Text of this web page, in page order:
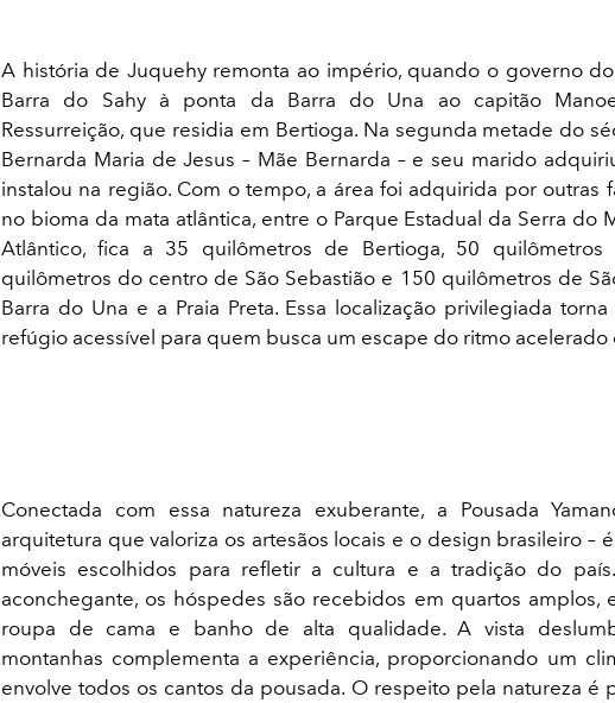
A história de Juquehy remonta ao império, quando o governo
Barra do Sahy à ponta da Barra do Una ao capitão
Ressurreição, que residia em Bertioga. Na segunda metade do
Bernarda Maria de Jesus – Mãe Bernarda – e seu marido
instalou na região. Com o tempo, a área foi adquirida por outras
no bioma da mata atlântica, entre o Parque Estadual da Serra do
Atlântico, fica a 35 quilômetros de Bertioga, 50 quilômetros
quilômetros do centro de São Sebastião e 150 quilômetros de
Barra do Una e a Praia Preta. Essa localização privilegiada
refúgio acessível para quem busca um escape do ritmo acelerado
Conectada com essa natureza exuberante, a Pousada
arquitetura que valoriza os artesãos locais e o design brasileiro –
móveis escolhidos para refletir a cultura e a tradição do
aconchegante, os hóspedes são recebidos em quartos amplos,
roupa de cama e banho de alta qualidade. A vista
montanhas complementa a experiência, proporcionando um
envolve todos os cantos da pousada. O respeito pela natureza é